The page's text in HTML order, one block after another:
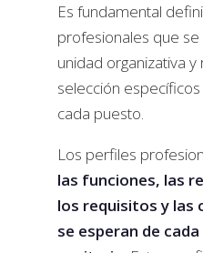
Es fundamental
profesionales que
unidad organizativa
selección
cada puesto.
Los perfiles
las funciones, las
los requisitos y las
se esperan de